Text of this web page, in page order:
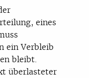
eines
ein Verbleib
bleibt.
überlasteter